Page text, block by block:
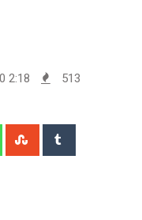
2:18
513
WhatsappStumbleUpon